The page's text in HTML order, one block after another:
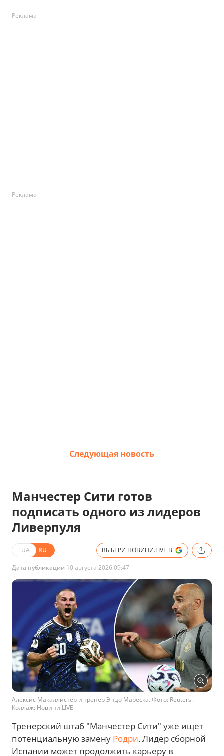
Реклама
Реклама
Следующая новость
Манчестер Сити готов
подписать одного из лидеров
Ливерпуля
UA RU ВЫБЕРИ НОВИНИ.LIVE В
Дата публикации 10 августа 2026 09:47
Алексис Макаллистер и тренер Энцо Мареска. Фото: Reuters.
Коллаж: Новини.LIVE
Тренерский штаб "Манчестер Сити" уже ищет
потенциальную замену Родри. Лидер сборной
Испании может продолжить карьеру в